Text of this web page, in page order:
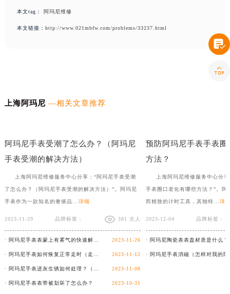
本文tag： 阿玛尼维修
本文链接： http://www.021mbfw.com/problems/33237.html
上海阿玛尼 —相关文章推荐
阿玛尼手表受潮了怎么办？（阿玛尼
手表受潮的解决方法）
上海阿玛尼维修服务中心分享：“阿玛尼手表受潮
了怎么办？（阿玛尼手表受潮的解决方法）”。阿玛尼
手表作为一款知名的奢侈品...详细
2023-11-29 品牌标签： 381 次人
· 阿玛尼手表表蒙上有雾气的快速解决方法 2023-11-26
· 阿玛尼手表如何恢复正常走时（走时异常怎么办） 2023-11-12
· 阿玛尼手表进灰生锈如何处理？（手表维修） 2023-11-08
· 阿玛尼手表表带被划坏了怎么办？ 2023-10-31
预防阿玛尼手表手表
方法？
上海阿玛尼维修服务中心分
手表圈口老化有哪些方法？”。阿
而精致的计时工具，其独特...详
2023-12-04 品牌标签：

